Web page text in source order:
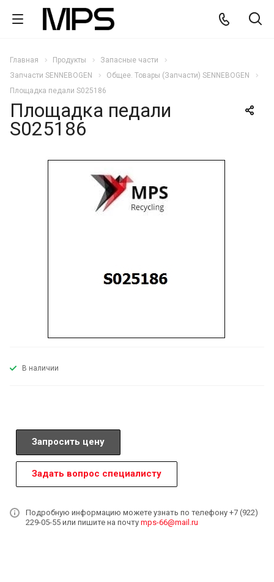
Главная Продукты
Запасные части
Запчасти SENNEBOGEN
Общее. Товары (Запчасти) SENNEBOGEN
Площадка педали S025186
Площадка педали
S025186
В наличии
Запросить цену
Задать вопрос специалисту
Подробную информацию можете узнать по телефону +7 (922)
229-05-55 или пишите на почту mps-66@mail.ru